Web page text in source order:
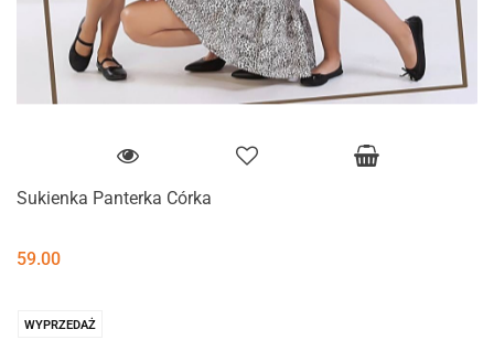
Sukienka Panterka Córka
59.00
WYPRZEDAŻ